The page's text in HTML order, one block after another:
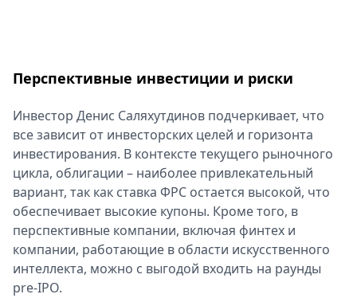
Перспективные инвестиции и риски
Инвестор Денис Саляхутдинов подчеркивает, что
все зависит от инвесторских целей и горизонта
инвестирования. В контексте текущего рыночного
цикла, облигации – наиболее привлекательный
вариант, так как ставка ФРС остается высокой, что
обеспечивает высокие купоны. Кроме того, в
перспективные компании, включая финтех и
компании, работающие в области искусственного
интеллекта, можно с выгодой входить на раунды
pre-IPO.